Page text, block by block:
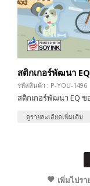
สติกเกอร์พัฒนา
รหัสสินค้า : P-YOU-1496
สติกเกอร์พัฒนา EQ
ดูรายละเอียดเพิ่มเติม
เพิ่มไปรา